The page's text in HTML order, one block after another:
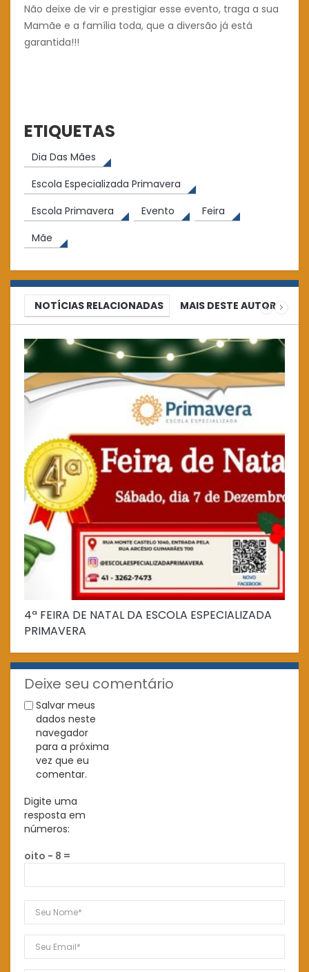
Não deixe de vir e prestigiar esse evento, traga a sua
Mamãe e a família toda, que a diversão já está
garantida!!!
ETIQUETAS
Dia Das Mães
Escola Especializada Primavera
Escola Primavera
Evento
Feira
Mãe
NOTÍCIAS RELACIONADAS MAIS DESTE AUTOR
4ª FEIRA DE NATAL DA ESCOLA ESPECIALIZADA
PRIMAVERA
Deixe seu comentário
Salvar meus
dados neste
navegador
para a próxima
vez que eu
comentar.
Digite uma
resposta em
números:
oito − 8 =